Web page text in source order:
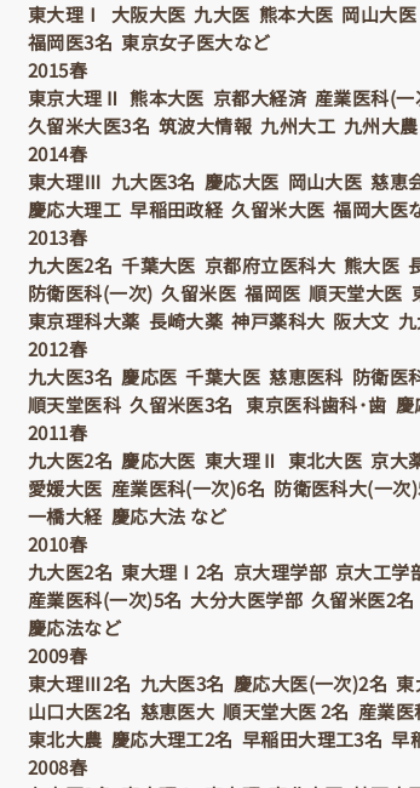
東大理Ⅰ 大阪大医 九大医 熊本大医 岡山大
福岡医3名 東京女子医大など
2015春
東京大理Ⅱ 熊本大医 京都大経済 産業医科(
久留米大医3名 筑波大情報 九州大工 九州大
2014春
東大理Ⅲ 九大医3名 慶応大医 岡山大医 慈恵
慶応大理工 早稲田政経 久留米大医 福岡大医
2013春
九大医2名 千葉大医 京都府立医科大 熊大医
防衛医科(一次) 久留米医 福岡医 順天堂大医
東京理科大薬 長崎大薬 神戸薬科大 阪大文
2012春
九大医3名 慶応医 千葉大医 慈恵医科 防衛医
順天堂医科 久留米医3名 東京医科歯科･歯
2011春
九大医2名 慶応大医 東大理Ⅱ 東北大医 京大
愛媛大医 産業医科(一次)6名 防衛医科大(一
一橋大経 慶応大法 など
2010春
九大医2名 東大理Ⅰ2名 京大理学部 京大工学
産業医科(一次)5名 大分大医学部 久留米医2
慶応法など
2009春
東大理Ⅲ2名 九大医3名 慶応大医(一次)2名
山口大医2名 慈恵医大 順天堂大医 2名 産業
東北大農 慶応大理工2名 早稲田大理工3名 早
2008春